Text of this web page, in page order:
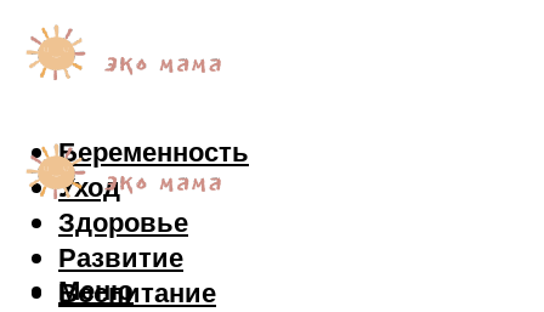
Беременность
Уход
Здоровье
Развитие
Воспитание
Меню